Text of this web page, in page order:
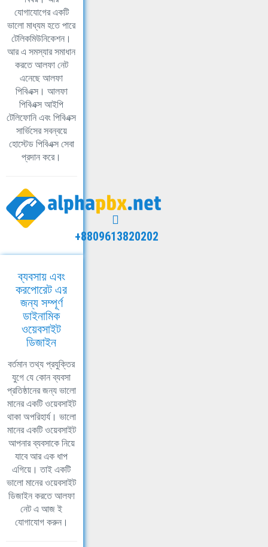
যোগাযোগের একটি
ভালো মাধ্যম হতে পারে
টেলিকমিউনিকেশন।
আর এ সমস্যার সমাধান
করতে আলফা নেট
এনেছে আলফা
পিবিএক্স। আলফা
পিবিএক্স আইপি
টেলিফোনি এবং পিবিএক্স
সার্ভিসের সবন্বয়ে
হোস্টেড পিবিএক্স সেবা
প্রদান করে।
+8809613820202
ব্যবসায় এবং
করপোরেট এর
জন্য সম্পূর্ণ
ডাইনামিক
ওয়েবসাইট
ডিজাইন
বর্তমান তথ্য প্রযুক্তির
যুগে যে কোন ব্যবসা
প্রতিষ্ঠানের জন্য ভালো
মানের একটি ওয়েবসাইট
থাকা অপরিহার্য। ভালো
মানের একটি ওয়েবসাইট
আপনার ব্যবসাকে নিয়ে
যাবে আর এক ধাপ
এগিয়ে। তাই একটি
ভালো মানের ওয়েবসাইট
ডিজাইন করতে আলফা
নেট এ আজ ই
যোগাযোগ করুন।